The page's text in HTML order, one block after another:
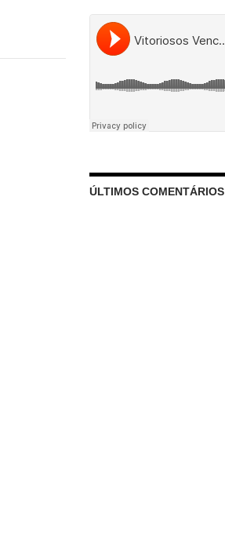
ÚLTIMOS COMENTÁRIOS